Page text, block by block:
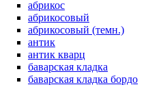
абрикос
абрикосовый
абрикосовый (темн.)
антик
антик кварц
баварская кладка
баварская кладка бордо